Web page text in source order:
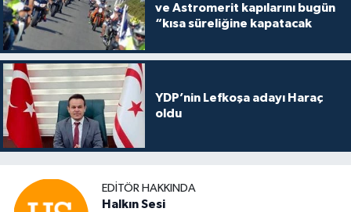
ve Astromerit kapılarını bugün
“kısa süreliğine kapatacak
YDP’nin Lefkoşa adayı Haraç
oldu
EDITÖR HAKKINDA
Halkın Sesi